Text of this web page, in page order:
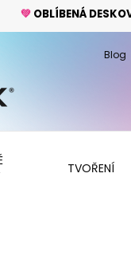
💚 OBLÍBENÁ
TVOŘENÍ
Blog